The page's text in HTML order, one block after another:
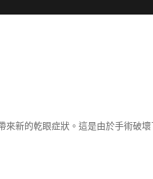
新的乾眼症狀。這是由於手術破